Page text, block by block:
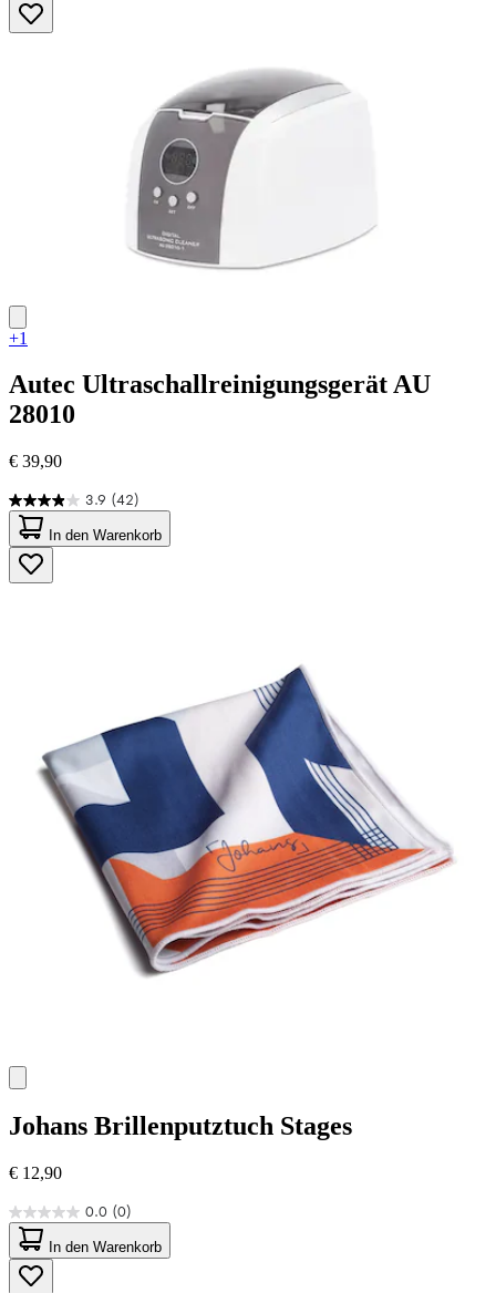
Sternen.
2
+1
Autec Ultraschallreinigungsgerät AU
28010
€ 39,90
3.9 (42)
3.9
von
5
Sternen.
42
In den Warenkorb
Johans Brillenputztuch Stages
€ 12,90
0.0 (0)
0.0
von
5
Sternen.
In den Warenkorb